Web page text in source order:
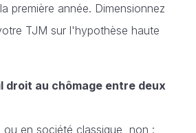
première année. Dimensionnez
TJM sur l'hypothèse haute
droit au chômage entre deux
ou en société classique, non :